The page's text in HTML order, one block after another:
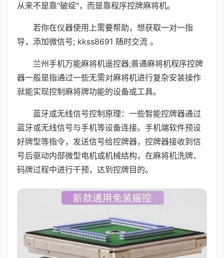
从来不是靠"破绽"，而是靠程序控牌麻将机。
若你在仪器使用上需要帮助，想获取一对一指
导，添加微信号; kkss8691 随时交流 。
兰州手机万能麻将机遥控器;普通麻将机程序控牌
器一般是指通过一些无需对麻将机进行复杂安装操作
就能实现控制麻将牌功能的设备或工具。
蓝牙或无线信号控制原理：一些智能控牌器通过
蓝牙或无线信号与手机等设备连接。手机端软件预设
好牌型等指令，发送信号给控牌器，控牌器接收到信
号后驱动内部微型电机或机械结构，在麻将机洗牌、
码牌过程中进行干预，达到控牌目的。